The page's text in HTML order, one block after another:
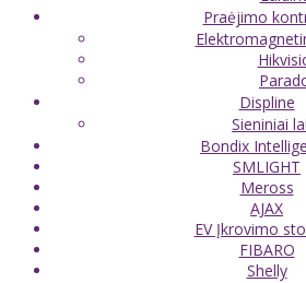
Praėjimo
Displine
Sieniniai
Bondix
SMLIGHT
Meross
AJAX
EV Įkrovimo
FIBARO
Shelly